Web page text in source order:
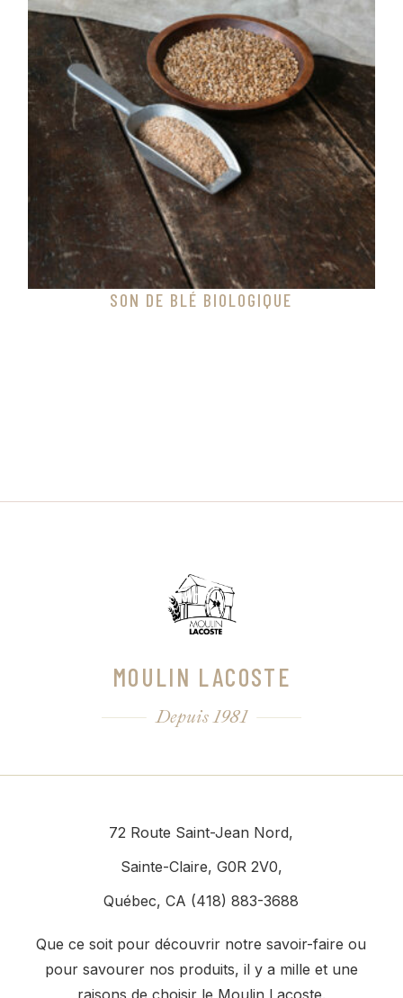
SON DE BLÉ BIOLOGIQUE
MOULIN LACOSTE
Depuis 1981
72 Route Saint-Jean Nord,
Sainte-Claire, G0R 2V0,
Québec, CA (418) 883-3688
Que ce soit pour découvrir notre savoir-faire ou
pour savourer nos produits, il y a mille et une